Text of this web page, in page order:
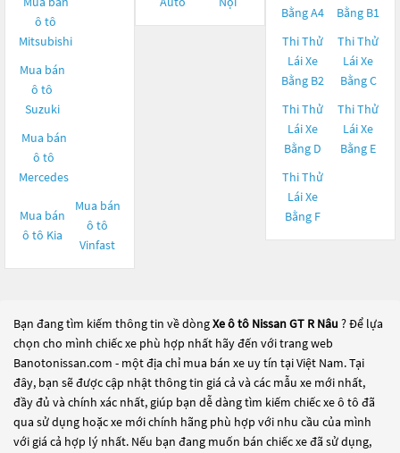
ô tô
Mitsubishi
Mua bán
ô tô
Suzuki
Mua bán
ô tô
Mercedes
Mua bán
ô tô Kia
Mua bán
ô tô
Vinfast
Bằng A4
Bằng B1
Thi Thử
Lái Xe
Bằng B2
Thi Thử
Lái Xe
Bằng C
Thi Thử
Lái Xe
Bằng D
Thi Thử
Lái Xe
Bằng E
Thi Thử
Lái Xe
Bằng F
Bạn đang tìm kiếm thông tin về dòngXe ô tô Nissan GT R Nâu ? Để lựa
chọn cho mình chiếc xe phù hợp nhất hãy đến với trang web
Banotonissan.com - một địa chỉ mua bán xe uy tín tại Việt Nam. Tại
đây, bạn sẽ được cập nhật thông tin giá cả và các mẫu xe mới nhất,
đầy đủ và chính xác nhất, giúp bạn dễ dàng tìm kiếm chiếc xe ô tô đã
qua sử dụng hoặc xe mới chính hãng phù hợp với nhu cầu của mình
với giá cả hợp lý nhất. Nếu bạn đang muốn bán chiếc xe đã sử dụng,